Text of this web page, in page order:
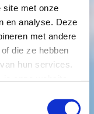
site met onze
en analyse. Deze
met andere
die ze hebben
hun services.